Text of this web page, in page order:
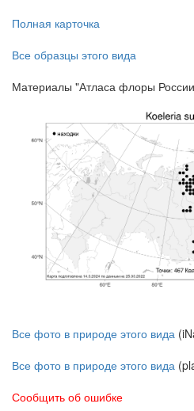
Полная карточка
Все образцы этого вида
Материалы "Атласа флоры
Все фото в природе этого вида
Все фото в природе этого вида
Сообщить об ошибке